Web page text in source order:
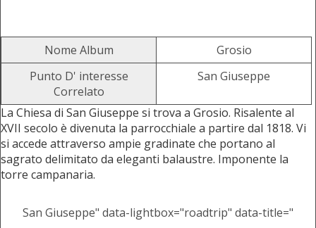
Nome Album
Grosio
Punto D' interesse
Correlato
San Giuseppe
La Chiesa di San Giuseppe si trova a Grosio. Risalente al
XVII secolo è divenuta la parrocchiale a partire dal 1818. Vi
si accede attraverso ampie gradinate che portano al
sagrato delimitato da eleganti balaustre. Imponente la
torre campanaria.
San Giuseppe" data-lightbox="roadtrip" data-title="